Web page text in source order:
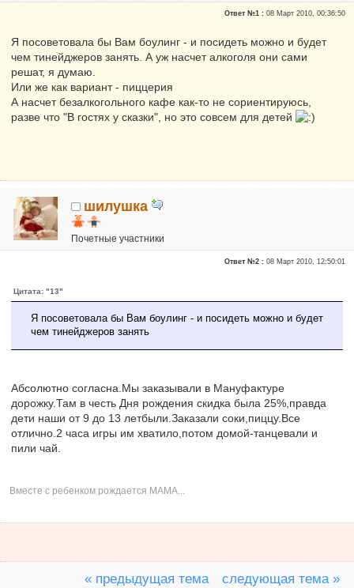
Репутация:0
Ответ №1 :08 Март 2010, 00:36:50
Я посоветовала бы Вам боулинг - и посидеть можно и будет
чем тинейджеров занять. А уж насчет алкоголя они сами
решат, я думаю.
Или же как вариант - пиццерия
А насчет безалкогольного кафе как-то не сориентируюсь,
разве что "В гостях у сказки", но это совсем для детей
шилушка
Почетные участники
Ответ №2 :08 Март 2010, 12:50:01
Цитата: "13"
Я посоветовала бы Вам боулинг - и посидеть можно и будет
чем тинейджеров занять
Абсолютно согласна.Мы заказывали в Мануфактуре
дорожку.Там в честь Дня рождения скидка была 25%,правда
дети наши от 9 до 13 летбыли.Заказали соки,пиццу.Все
отлично.2 часа игры им хватило,потом домой-танцевали и
пили чай.
Вместе с ребенком рождается МАМА...
« предыдущая тема
следующая тема »